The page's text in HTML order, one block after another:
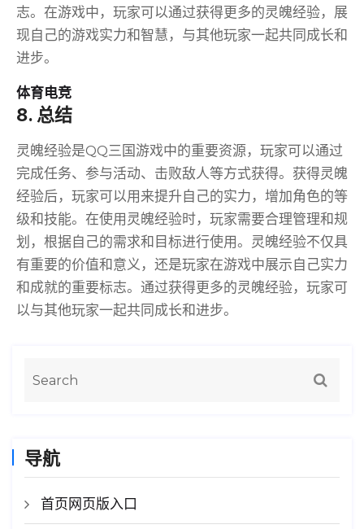
志。在游戏中，玩家可以通过获得更多的灵魄经验，展
现自己的游戏实力和智慧，与其他玩家一起共同成长和
进步。
体育电竞
8. 总结
灵魄经验是QQ三国游戏中的重要资源，玩家可以通过
完成任务、参与活动、击败敌人等方式获得。获得灵魄
经验后，玩家可以用来提升自己的实力，增加角色的等
级和技能。在使用灵魄经验时，玩家需要合理管理和规
划，根据自己的需求和目标进行使用。灵魄经验不仅具
有重要的价值和意义，还是玩家在游戏中展示自己实力
和成就的重要标志。通过获得更多的灵魄经验，玩家可
以与其他玩家一起共同成长和进步。
导航
首页网页版入口